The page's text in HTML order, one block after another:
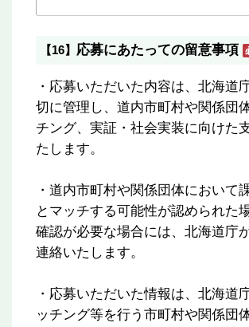
【16】 応募にあたっての留意事項
・応募いただいた内容は、北海道
切に管理し、道内市町村や関係団
チング、実証・社会実装に向けた
たします。
・道内市町村や関係団体において
とマッチする可能性が認められた
確認が必要な場合には、北海道庁
連絡いたします。
・応募いただいた情報は、北海道
ッチング等を行う市町村や関係団